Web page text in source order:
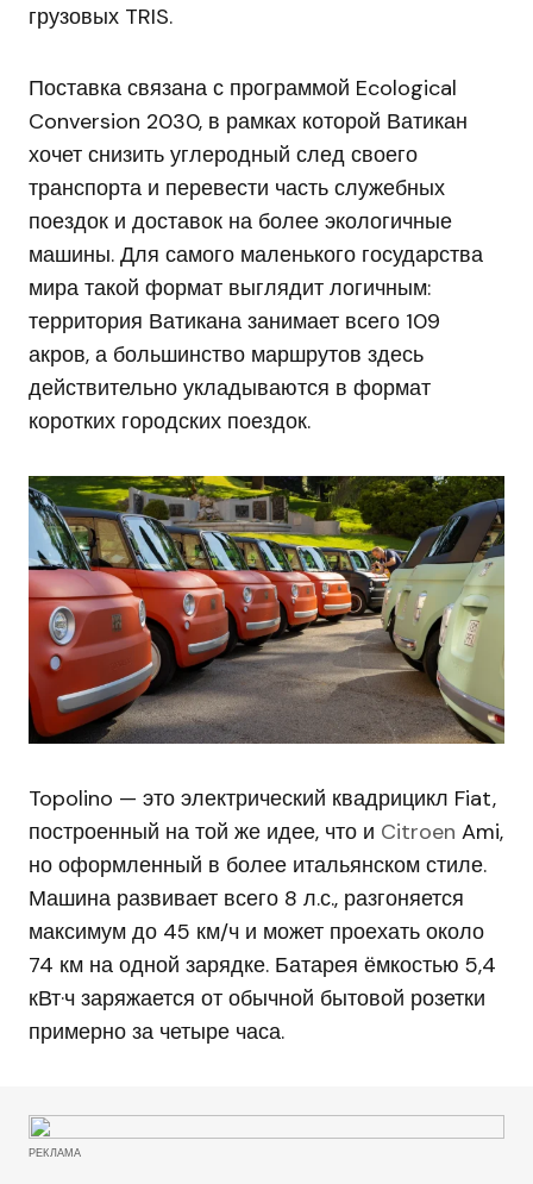
грузовых TRIS.
Поставка связана с программой Ecological
Conversion 2030, в рамках которой Ватикан
хочет снизить углеродный след своего
транспорта и перевести часть служебных
поездок и доставок на более экологичные
машины. Для самого маленького государства
мира такой формат выглядит логичным:
территория Ватикана занимает всего 109
акров, а большинство маршрутов здесь
действительно укладываются в формат
коротких городских поездок.
Topolino — это электрический квадрицикл Fiat,
построенный на той же идее, что и Citroen Ami,
но оформленный в более итальянском стиле.
Машина развивает всего 8 л.с., разгоняется
максимум до 45 км/ч и может проехать около
74 км на одной зарядке. Батарея ёмкостью 5,4
кВт·ч заряжается от обычной бытовой розетки
примерно за четыре часа.
РЕКЛАМА